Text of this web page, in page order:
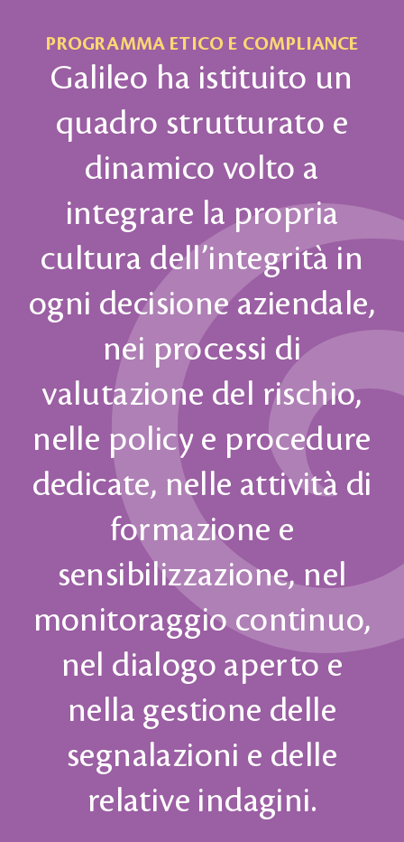
PROGRAMMA ETICO E COMPLIANCE
Galileo ha istituito un
quadro strutturato e
dinamico volto a
integrare la propria
cultura dell’integrità in
ogni decisione aziendale,
nei processi di
valutazione del rischio,
nelle policy e procedure
dedicate, nelle attività di
formazione e
sensibilizzazione, nel
monitoraggio continuo,
nel dialogo aperto e
nella gestione delle
segnalazioni e delle
relative indagini.